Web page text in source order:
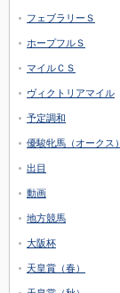
フェブラリーＳ
ホープフルＳ
マイルＣＳ
ヴィクトリアマイル
予定調和
優駿牝馬（オークス）
出目
動画
地方競馬
大阪杯
天皇賞（春）